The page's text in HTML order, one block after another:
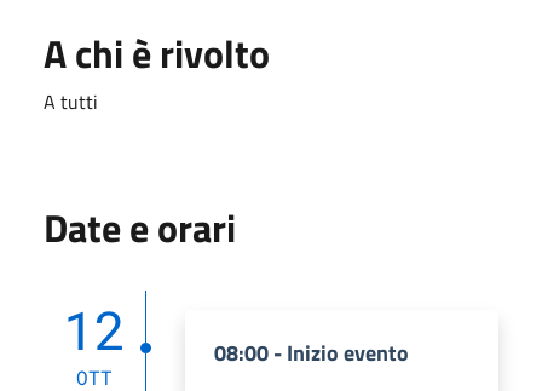
A chi è rivolto
A tutti
Date e orari
12
OTT
08:00 - Inizio evento